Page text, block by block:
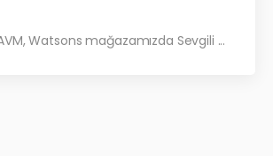
Watsons mağazamızda Sevgili ...